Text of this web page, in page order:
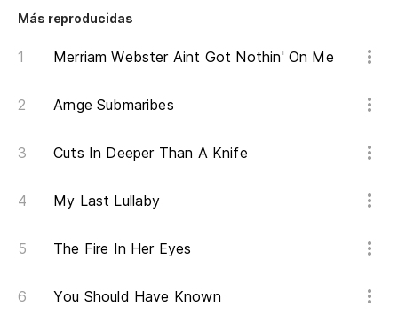
Más reproducidas
Merriam Webster Aint Got Nothin' On Me
Arnge Submaribes
Cuts In Deeper Than A Knife
My Last Lullaby
The Fire In Her Eyes
You Should Have Known